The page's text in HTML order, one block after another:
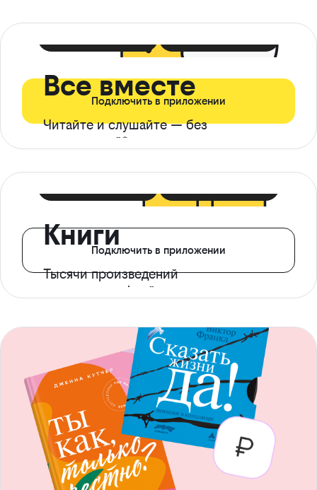
Все вместе
Читайте и слушайте — без
ограничений*
Подключить в приложении
Книги
Тысячи произведений
с доступом офлайн
Подключить в приложении